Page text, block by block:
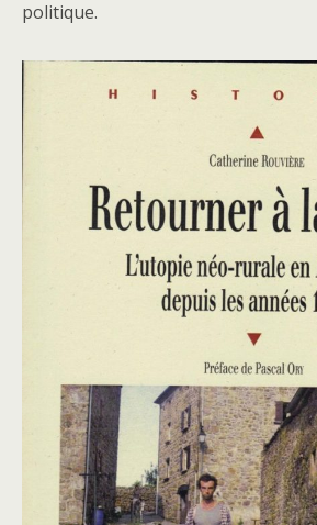
politique.